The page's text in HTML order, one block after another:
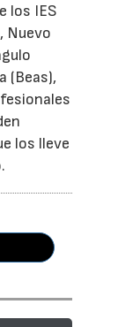
los IES
Nuevo
(Beas),
los lleve